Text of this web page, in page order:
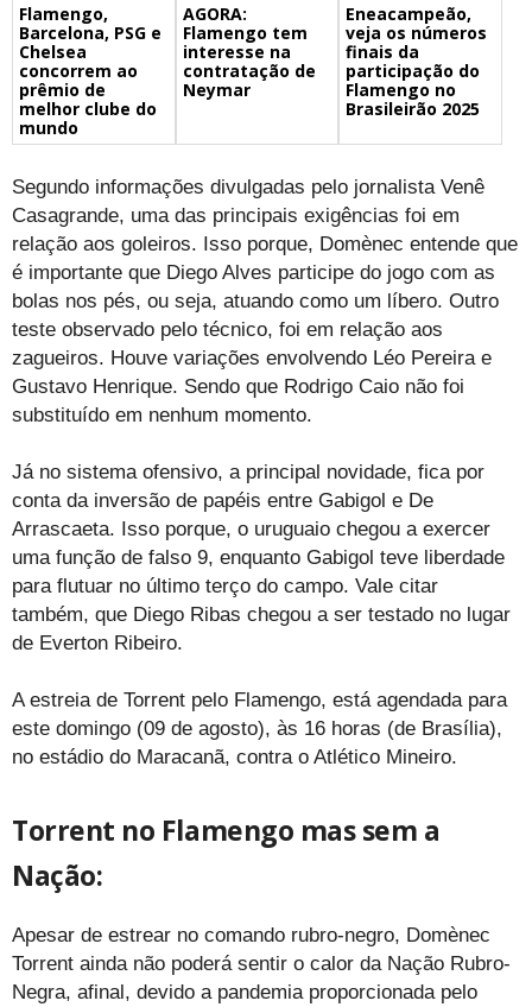
Flamengo,
Barcelona, PSG e
Chelsea
concorrem ao
prêmio de
melhor clube do
mundo
AGORA:
Flamengo tem
interesse na
contratação de
Neymar
Eneacampeão,
veja os números
finais da
participação do
Flamengo no
Brasileirão 2025
Segundo informações divulgadas pelo jornalista Venê
Casagrande, uma das principais exigências foi em
relação aos goleiros. Isso porque, Domènec entende que
é importante que Diego Alves participe do jogo com as
bolas nos pés, ou seja, atuando como um líbero. Outro
teste observado pelo técnico, foi em relação aos
zagueiros. Houve variações envolvendo Léo Pereira e
Gustavo Henrique. Sendo que Rodrigo Caio não foi
substituído em nenhum momento.
Já no sistema ofensivo, a principal novidade, fica por
conta da inversão de papéis entre Gabigol e De
Arrascaeta. Isso porque, o uruguaio chegou a exercer
uma função de falso 9, enquanto Gabigol teve liberdade
para flutuar no último terço do campo. Vale citar
também, que Diego Ribas chegou a ser testado no lugar
de Everton Ribeiro.
A estreia de Torrent pelo Flamengo, está agendada para
este domingo (09 de agosto), às 16 horas (de Brasília),
no estádio do Maracanã, contra o Atlético Mineiro.
Torrent no Flamengo mas sem a
Nação:
Apesar de estrear no comando rubro-negro, Domènec
Torrent ainda não poderá sentir o calor da Nação Rubro-
Negra, afinal, devido a pandemia proporcionada pelo